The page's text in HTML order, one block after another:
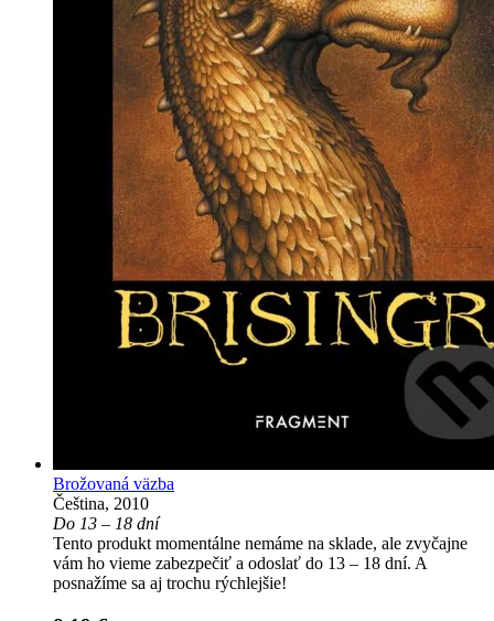
Brožovaná väzba
Čeština, 2010
Do 13 – 18 dní
Tento produkt momentálne nemáme na sklade, ale zvyčajne
vám ho vieme zabezpečiť a odoslať do 13 – 18 dní. A
posnažíme sa aj trochu rýchlejšie!